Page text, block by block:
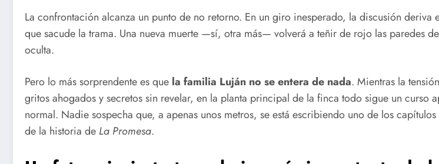
La confrontación alcanza un punto de no retorno. En un giro inesperado, la discusión deriva
que sacude la trama. Una nueva muerte —sí, otra más— volverá a teñir de rojo las paredes
oculta.
Pero lo más sorprendente es que la familia Luján no se entera de nada. Mientras la
gritos ahogados y secretos sin revelar, en la planta principal de la finca todo sigue un curso
normal. Nadie sospecha que, a apenas unos metros, se está escribiendo uno de los capítulos
de la historia de La Promesa.